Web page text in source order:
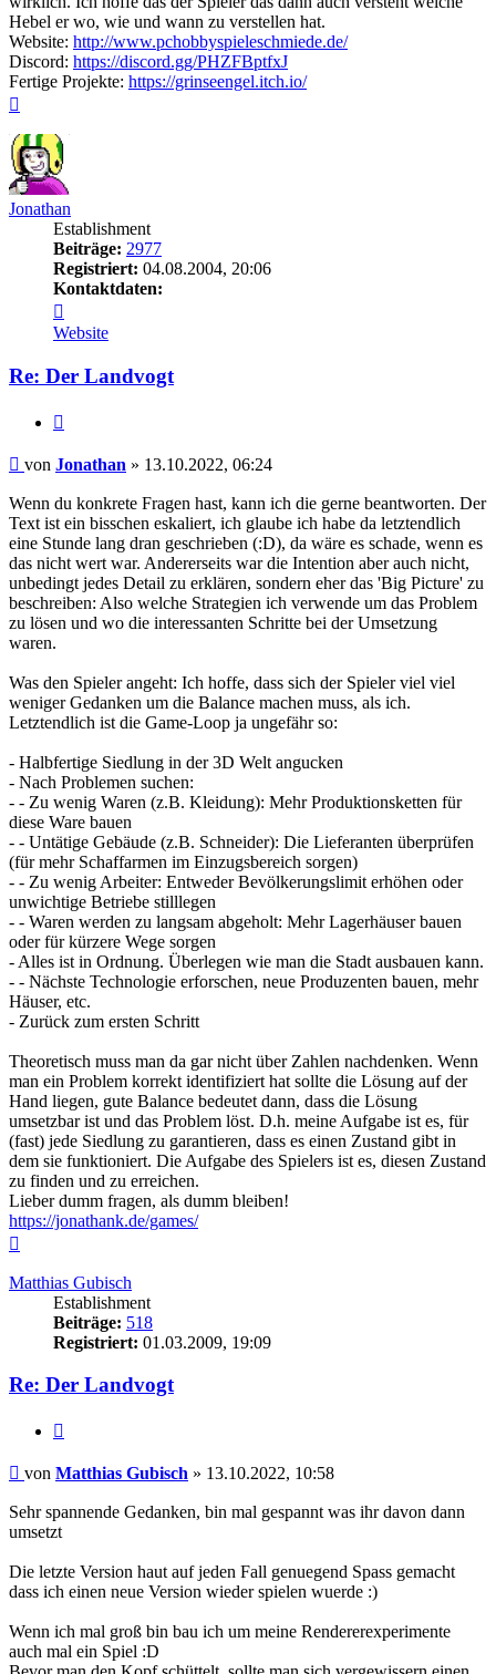
Hebel er wo, wie und wann zu verstellen hat.
Website: http://www.pchobbyspieleschmiede.de/
Discord: https://discord.gg/PHZFBptfxJ
Fertige Projekte: https://grinseengel.itch.io/
Jonathan
Establishment
Beiträge: 2977
Registriert: 04.08.2004, 20:06
Kontaktdaten:
von
Jonathan
Website
Re: Der Landvogt
Beitrag
von Jonathan » 13.10.2022, 06:24
Wenn du konkrete Fragen hast, kann ich die gerne beantworten. Der
Text ist ein bisschen eskaliert, ich glaube ich habe da letztendlich
eine Stunde lang dran geschrieben (:D), da wäre es schade, wenn es
das nicht wert war. Andererseits war die Intention aber auch nicht,
unbedingt jedes Detail zu erklären, sondern eher das 'Big Picture' zu
beschreiben: Also welche Strategien ich verwende um das Problem
zu lösen und wo die interessanten Schritte bei der Umsetzung
waren.
Was den Spieler angeht: Ich hoffe, dass sich der Spieler viel viel
weniger Gedanken um die Balance machen muss, als ich.
Letztendlich ist die Game-Loop ja ungefähr so:
- Halbfertige Siedlung in der 3D Welt angucken
- Nach Problemen suchen:
- - Zu wenig Waren (z.B. Kleidung): Mehr Produktionsketten für
diese Ware bauen
- - Untätige Gebäude (z.B. Schneider): Die Lieferanten überprüfen
(für mehr Schaffarmen im Einzugsbereich sorgen)
- - Zu wenig Arbeiter: Entweder Bevölkerungslimit erhöhen oder
unwichtige Betriebe stilllegen
- - Waren werden zu langsam abgeholt: Mehr Lagerhäuser bauen
oder für kürzere Wege sorgen
- Alles ist in Ordnung. Überlegen wie man die Stadt ausbauen kann.
- - Nächste Technologie erforschen, neue Produzenten bauen, mehr
Häuser, etc.
- Zurück zum ersten Schritt
Theoretisch muss man da gar nicht über Zahlen nachdenken. Wenn
man ein Problem korrekt identifiziert hat sollte die Lösung auf der
Hand liegen, gute Balance bedeutet dann, dass die Lösung
umsetzbar ist und das Problem löst. D.h. meine Aufgabe ist es, für
(fast) jede Siedlung zu garantieren, dass es einen Zustand gibt in
dem sie funktioniert. Die Aufgabe des Spielers ist es, diesen Zustand
zu finden und zu erreichen.
Lieber dumm fragen, als dumm bleiben!
https://jonathank.de/games/
Matthias Gubisch
Establishment
Beiträge: 518
Registriert: 01.03.2009, 19:09
Re: Der Landvogt
Beitrag
von Matthias Gubisch » 13.10.2022, 10:58
Sehr spannende Gedanken, bin mal gespannt was ihr davon dann
umsetzt
Die letzte Version haut auf jeden Fall genuegend Spass gemacht
dass ich einen neue Version wieder spielen wuerde :)
Wenn ich mal groß bin bau ich um meine Rendererexperimente
auch mal ein Spiel :D